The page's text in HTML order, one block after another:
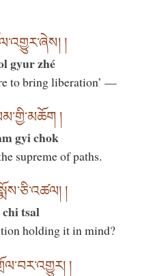
།
gyur zhé
to bring liberation’ —
།
gyi chok
supreme of paths.
།
tsal
holding it in mind?
།